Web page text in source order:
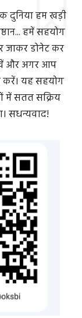
दुनिया हम खड़ी
हमें सहयोग
जाकर डोनेट कर
और अगर आप
यह सहयोग
में सतत सक्रिय
सधन्यवाद!